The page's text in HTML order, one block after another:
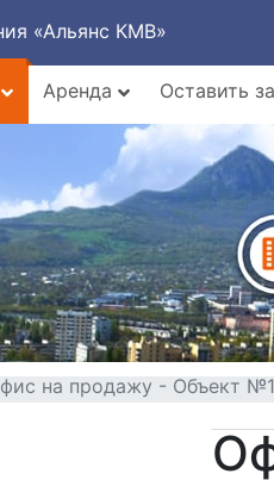
«Альянс КМВ»
Аренда Оставить
на продажу - Объект